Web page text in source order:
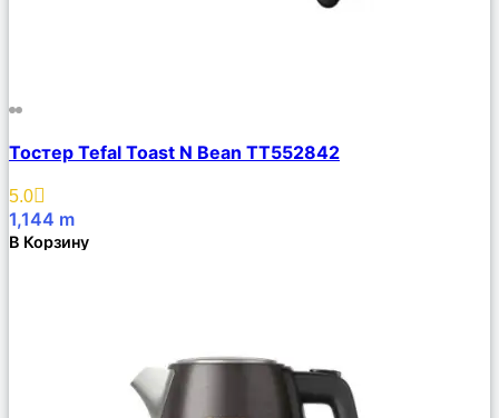
Описание
Избранное
Тостер Tefal Toast N Bean TT552842
5.0
1,144 m
В Корзину